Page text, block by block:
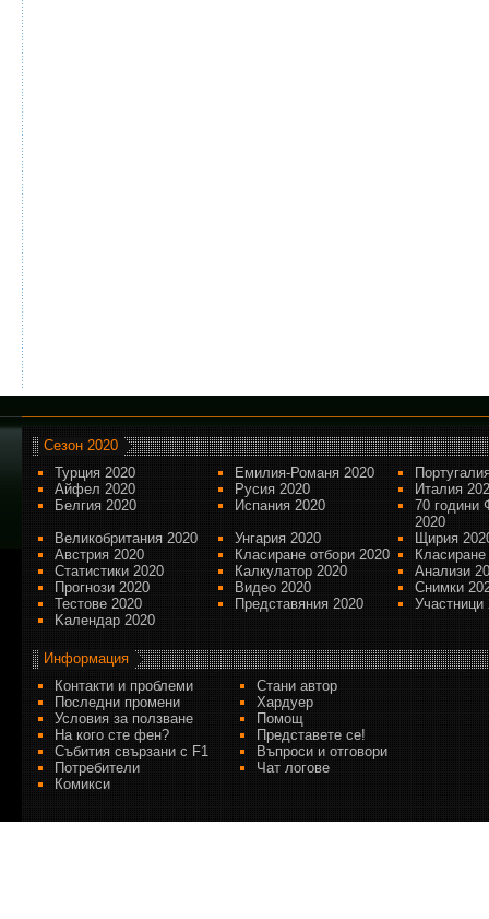
Сезон 2020
Турция 2020
Емилия-Романя 2020
Айфел 2020
Русия 2020
Италия
Белгия 2020
Испания 2020
70 години
2020
Великобритания 2020
Унгария 2020
Щирия
Австрия 2020
Класиране отбори 2020
Статистики 2020
Калкулатор 2020
Анализи
Прогнози 2020
Видео 2020
Снимки
Тестове 2020
Представяния 2020
Участници
Kалендар 2020
Информация
Контакти и проблеми
Стани автор
Последни промени
Хардуер
Условия за ползване
Помощ
На кого сте фен?
Представете се!
Събития свързани с F1
Въпроси и отговори
Потребители
Чат логове
Комикси